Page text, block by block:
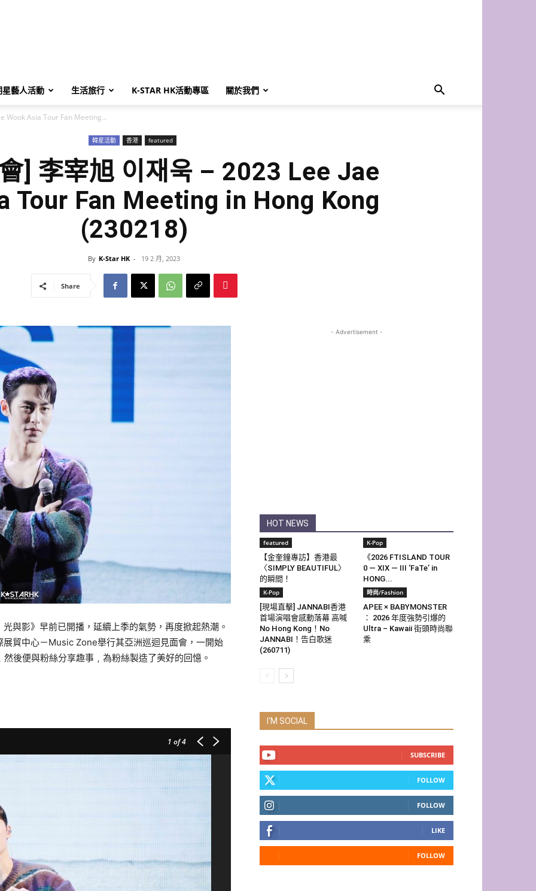
藝人活動 生活旅行 K-STAR HK活動專區 關於我們
Wook Asia Tour Fan Meeting...
韓星活動 香港 featured
] 李宰旭 이재욱 – 2023 Lee Jae
Tour Fan Meeting in Hong Kong
(230218)
By K-Star HK - 19 2 月, 2023
Share
與影》早前已開播，延續上季的氣勢，再度掀起熱潮。
貿中心－Music Zone舉行其亞洲巡迴見面會，一開始
後便與粉絲分享趣事﹐為粉絲製造了美好的回憶。
1 of 4
- Advertisement -
HOT NEWS
featured
【金奎鐘專訪】香港最
〈SIMPLY BEAUTIFUL〉
的瞬間！
K-Pop
《2026 FTISLAND TOUR
0 — XIX — III ‘FaTe’ in
HONG...
K-Pop
[現場直擊] JANNABI香港
首場演唱會感動落幕 高喊
No Hong Kong！No
JANNABI！告白歌迷
(260711)
時尚/Fashion
APEE × BABYMONSTER
： 2026 年度強勢引爆的
Ultra – Kawaii 街頭時尚聯
乘
I'M SOCIAL
SUBSCRIBE
FOLLOW
FOLLOW
LIKE
FOLLOW